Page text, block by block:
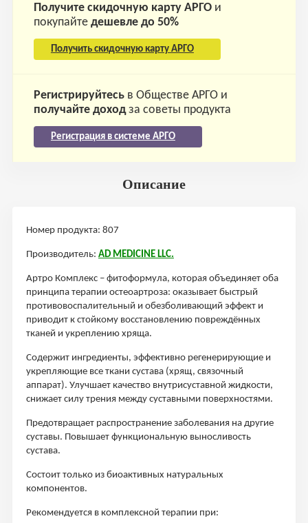
Получите скидочную карту АРГОи
покупайте дешевле до 50%
Получить скидочную карту АРГО
Регистрируйтесьв Обществе АРГО и
получайте доходза советы продукта
Регистрация в системе АРГО
Описание
Номер продукта: 807
Производитель: AD MEDICINE LLC.
Артро Комплекс – фитоформула, которая объединяет оба
принципа терапии остеоартроза: оказывает быстрый
противовоспалительный и обезболивающий эффект и
приводит к стойкому восстановлению повреждённых
тканей и укреплению хряща.
Содержит ингредиенты, эффективно регенерирующие и
укрепляющие все ткани сустава (хрящ, связочный
аппарат). Улучшает качество внутрисуставной жидкости,
снижает силу трения между суставными поверхностями.
Предотвращает распространение заболевания на другие
суставы. Повышает функциональную выносливость
сустава.
Состоит только из биоактивных натуральных
компонентов.
Рекомендуется в комплексной терапии при: